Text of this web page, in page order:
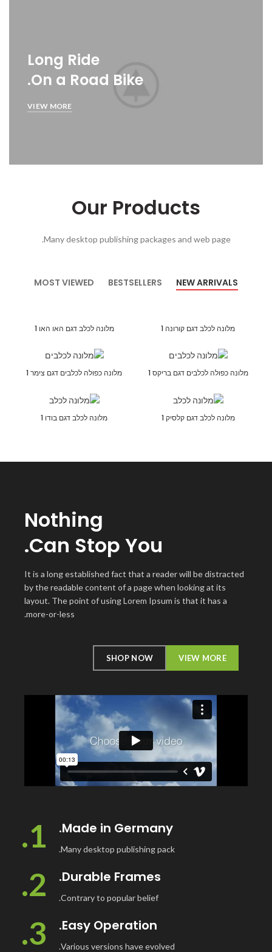
Long Ride
On a Road Bike.
VIEW MORE
Our Products
Many desktop publishing packages and web page.
NEW ARRIVALS
BESTSELLERS
MOST VIEWED
מלונה לכלב דגם קורונה 1 מלונה לכלב דגם האו האו 1
מלונה כפולה לכלבים דגם בריקס 1 מלונה כפולה לכלבים דגם צימר 1
מלונה לכלב דגם קלסיק 1 מלונה לכלב דגם בודו 1
Nothing
Can Stop You.
It is a long established fact that a reader will be distracted
by the readable content of a page when looking at its
layout. The point of using Lorem Ipsum is that it has a
more-or-less.
VIEW MORE
SHOP NOW
1. Made in Germany.
Many desktop publishing pack.
2. Durable Frames.
Contrary to popular belief.
3. Easy Operation.
Various versions have evolved.